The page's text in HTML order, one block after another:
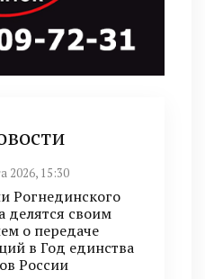
2026, 15:30
Рогнединского
делятся своим
о передаче
в Год единства
России